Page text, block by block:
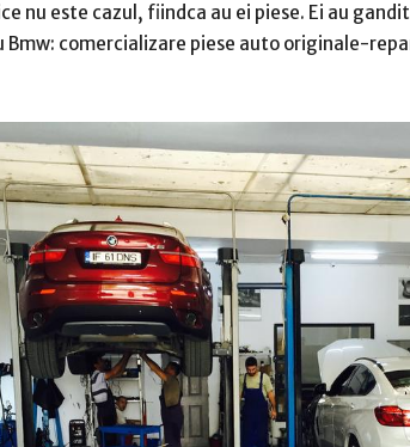
nu este cazul, fiindca au ei piese. Ei au
Bmw: comercializare piese auto originale-